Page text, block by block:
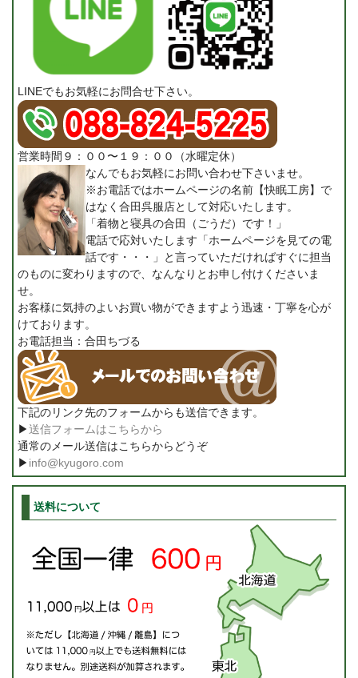
LINEでもお気軽にお問合せ下さい。
営業時間９：００〜１９：００（水曜定休）
なんでもお気軽にお問い合わせ下さいませ。
※お電話ではホームページの名前【快眠工房】で
はなく合田呉服店として対応いたします。
「着物と寝具の合田（ごうだ）です！」
電話で応対いたします「ホームページを見ての電
話です・・・」と言っていただければすぐに担当
のものに変わりますので、なんなりとお申し付けくださいま
せ。
お客様に気持のよいお買い物ができますよう迅速・丁寧を心が
けております。
お電話担当：合田ちづる
下記のリンク先のフォームからも送信できます。
▶送信フォームはこちらから
通常のメール送信はこちらからどうぞ
▶ info@kyugoro.com
送料について